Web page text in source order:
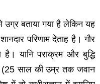
बताया गया है लेकिन यह
परिणाम देताह है। गौर
यानि पराक्रम और बुद्धि
(25 साल की उम्र तक जवान